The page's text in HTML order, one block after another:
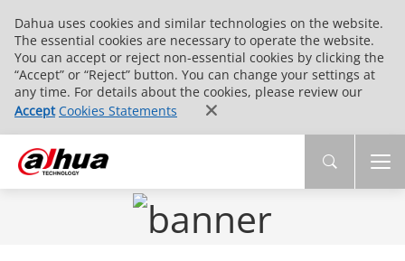
Dahua uses cookies and similar technologies on the website.
The essential cookies are necessary to operate the website.
You can accept or reject non-essential cookies by clicking the
“Accept” or “Reject” button. You can change your settings at
any time. For details about the cookies, please review our
Accept Cookies Statements